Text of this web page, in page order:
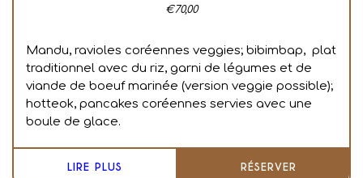
€70,00
Mandu, ravioles coréennes veggies; bibimbap, plat
traditionnel avec du riz, garni de légumes et de
viande de boeuf marinée (version veggie possible);
hotteok, pancakes coréennes servies avec une
boule de glace.
LIRE PLUS RÉSERVER